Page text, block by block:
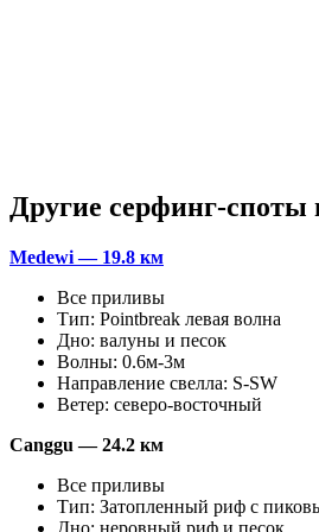
Другие серфинг-споты
Medewi — 19.8 км
Все приливы
Тип: Pointbreak левая волна
Дно: валуны и песок
Волны: 0.6м-3м
Направление свелла: S-SW
Ветер: северо-восточный
Canggu — 24.2 км
Все приливы
Тип: Затопленный риф с
Дно: неровный риф и песок